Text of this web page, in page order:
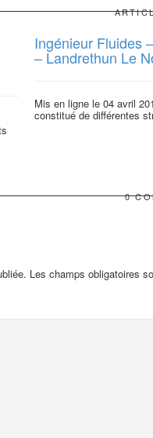
Ingénieur Fluides
– Landrethun Le
Mis en ligne le 04 avril
constitué de différentes
0
Les champs obligatoires